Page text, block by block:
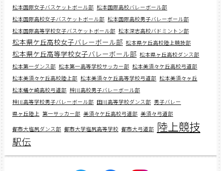
松本国際女子バスケットボール部 松本国際高校バレーボール部
松本国際高校女子バスケットボール部 松本国際高校男子バレーボール部
松本国際高等学校女子バスケットボール部 松本深志高校バドミントン部
松本県ケ丘高校女子バレーボール部 松本県ケ丘高校陸上競技部
松本県ケ丘高等学校女子バレーボール部 松本県ヶ丘高校ダンス部
松本第一ダンス部 松本第一高等学校サッカー部 松本美須々ケ丘高校弓道部
松本美須々ケ丘高校陸上部 松本美須々ケ丘高等学校弓道部 松本美須々ヶ丘
松本蟻ケ崎高校弓道部 梓川高校男子バレーボール部
梓川高等学校男子バレーボール部 田川高等学校ダンス部 男子バレー
県ヶ丘陸上 第一サッカー部 美須々ケ丘高校弓道部 美須々弓道部
都市大塩尻ダンス部 都市大学塩尻高等学校 都市大弓道部 陸上競技
駅伝